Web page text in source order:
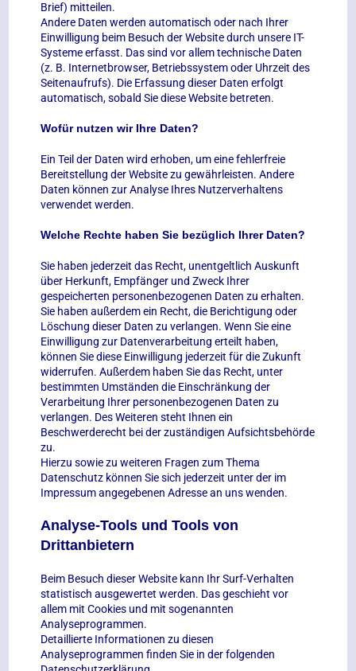
Brief) mitteilen.
Andere Daten werden automatisch oder nach Ihrer
Einwilligung beim Besuch der Website durch unsere IT-
Systeme erfasst. Das sind vor allem technische Daten
(z. B. Internetbrowser, Betriebssystem oder Uhrzeit des
Seitenaufrufs). Die Erfassung dieser Daten erfolgt
automatisch, sobald Sie diese Website betreten.
Wofür nutzen wir Ihre Daten?
Ein Teil der Daten wird erhoben, um eine fehlerfreie
Bereitstellung der Website zu gewährleisten. Andere
Daten können zur Analyse Ihres Nutzerverhaltens
verwendet werden.
Welche Rechte haben Sie bezüglich Ihrer Daten?
Sie haben jederzeit das Recht, unentgeltlich Auskunft
über Herkunft, Empfänger und Zweck Ihrer
gespeicherten personenbezogenen Daten zu erhalten.
Sie haben außerdem ein Recht, die Berichtigung oder
Löschung dieser Daten zu verlangen. Wenn Sie eine
Einwilligung zur Datenverarbeitung erteilt haben,
können Sie diese Einwilligung jederzeit für die Zukunft
widerrufen. Außerdem haben Sie das Recht, unter
bestimmten Umständen die Einschränkung der
Verarbeitung Ihrer personenbezogenen Daten zu
verlangen. Des Weiteren steht Ihnen ein
Beschwerderecht bei der zuständigen Aufsichtsbehörde
zu.
Hierzu sowie zu weiteren Fragen zum Thema
Datenschutz können Sie sich jederzeit unter der im
Impressum angegebenen Adresse an uns wenden.
Analyse-Tools und Tools von
Drittanbietern
Beim Besuch dieser Website kann Ihr Surf-Verhalten
statistisch ausgewertet werden. Das geschieht vor
allem mit Cookies und mit sogenannten
Analyseprogrammen.
Detaillierte Informationen zu diesen
Analyseprogrammen finden Sie in der folgenden